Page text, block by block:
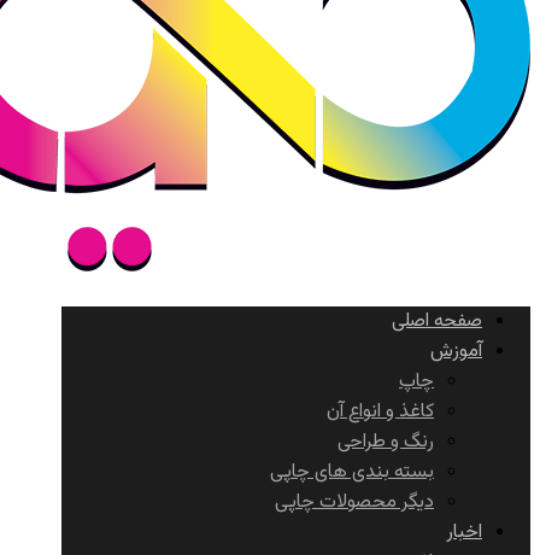
صفحه اصلی
آموزش
چاپ
کاغذ و انواع آن
رنگ و طراحی
بسته بندی های چاپی
دیگر محصولات چاپی
اخبار